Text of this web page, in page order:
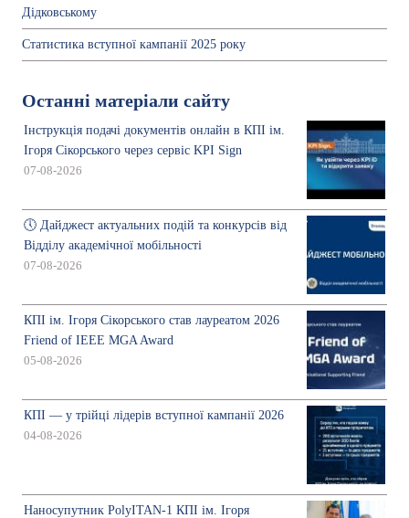
Дідковському
Статистика вступної кампанії 2025 року
Останні матеріали сайту
Інструкція подачі документів онлайн в КПІ ім.
Ігоря Сікорського через сервіс KPI Sign
07-08-2026
🕔 Дайджест актуальних подій та конкурсів від
Відділу академічної мобільності
07-08-2026
КПІ ім. Ігоря Сікорського став лауреатом 2026
Friend of IEEE MGA Award
05-08-2026
КПІ — у трійці лідерів вступної кампанії 2026
04-08-2026
Наносупутник PolyITAN-1 КПІ ім. Ігоря